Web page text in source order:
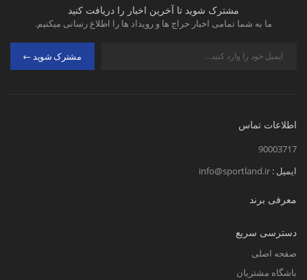
مشترک شوید تا آخرین اخبار را دریافت کنید
ما به شما تمامی اخبار حراج ها و رویداد ها را اطلاع رسانی میکنیم.
مشترک شوید
اطلاعات تماس
90003717
ایمیل : info@sportland.ir
معرفی برند
دسترسی سریع
صفحه اصلی
باشگاه مشتریان